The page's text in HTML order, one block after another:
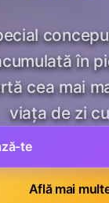
în
cea mai
viața de zi
te
Află mai